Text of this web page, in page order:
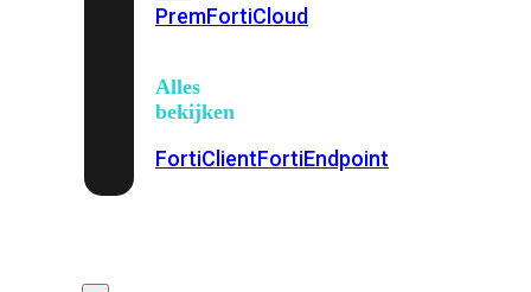
PremFortiCloud
Alles
bekijken
FortiClientFortiEndpoint